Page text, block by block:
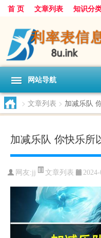
首 页 文章列表 知识分
网站导航
> 文章列表 > 加减乐队
加减乐队 你快乐所
网友:jj 文章列表